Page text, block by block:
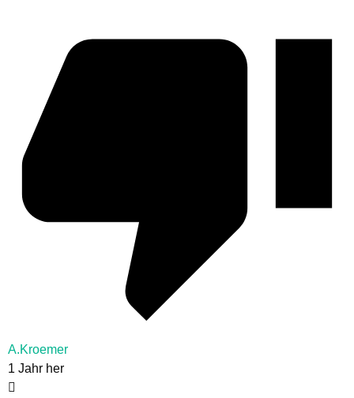
A.Kroemer
1 Jahr her